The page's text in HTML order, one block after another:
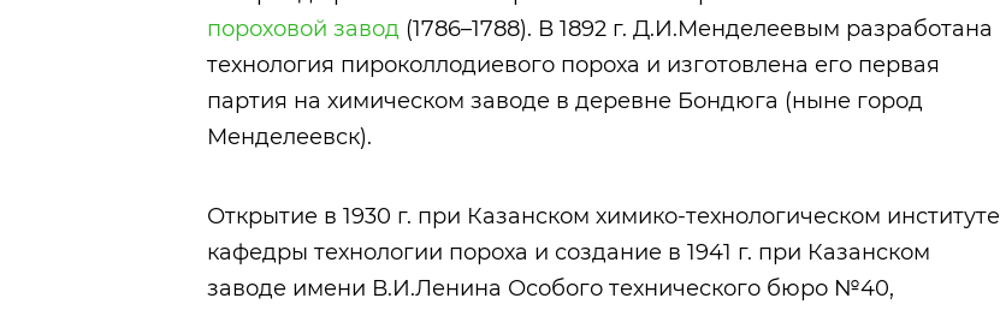
пороховой завод (1786–1788). В 1892 г. Д.И.Менделеевым разработана
технология пироколлодиевого пороха и изготовлена его первая
партия на химическом заводе в деревне Бондюга (ныне город
Менделеевск).
Открытие в 1930 г. при Казанском химико-технологическом институте
кафедры технологии пороха и создание в 1941 г. при Казанском
заводе имени В.И.Ленина Особого технического бюро №40,